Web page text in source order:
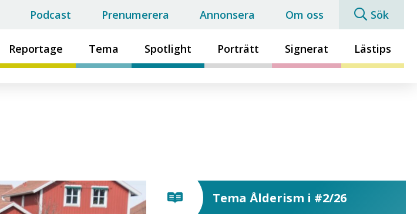
Reportage Tema Spotlight Porträtt Signerat Lästips
Podcast Prenumerera Annonsera Om oss Sök
Tema Ålderism i #2/26